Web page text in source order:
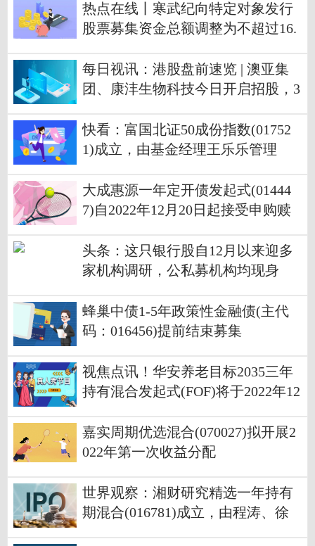
热点在线丨寒武纪向特定对象发行
股票募集资金总额调整为不超过16.
每日视讯：港股盘前速览 | 澳亚集
团、康沣生物科技今日开启招股，3
快看：富国北证50成份指数(01752
1)成立，由基金经理王乐乐管理
大成惠源一年定开债发起式(01444
7)自2022年12月20日起接受申购赎
头条：这只银行股自12月以来迎多
家机构调研，公私募机构均现身
蜂巢中债1-5年政策性金融债(主代
码：016456)提前结束募集
视焦点讯！华安养老目标2035三年
持有混合发起式(FOF)将于2022年12
嘉实周期优选混合(070027)拟开展2
022年第一次收益分配
世界观察：湘财研究精选一年持有
期混合(016781)成立，由程涛、徐